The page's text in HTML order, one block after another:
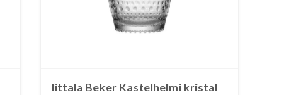
Iittala Beker Kastelhelmi kristal